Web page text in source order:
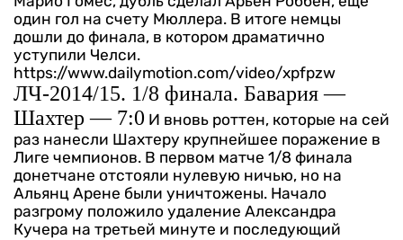
один гол на счету Мюллера. В итоге немцы
дошли до финала, в котором драматично
уступили Челси.
https://www.dailymotion.com/video/xpfpzw
ЛЧ-2014/15. 1/8 финала. Бавария —
Шахтер — 7:0 И вновь роттен, которые на сей
раз нанесли Шахтеру крупнейшее поражение в
Лиге чемпионов. В первом матче 1/8 финала
донетчане отстояли нулевую ничью, но на
Альянц Арене были уничтожены. Начало
разгрому положило удаление Александра
Кучера на третьей минуте и последующий